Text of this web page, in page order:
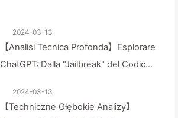
2024-03-13
【Analisi Tecnica Profonda】Esplorare
ChatGPT: Dalla "Jailbreak" del Codice
2024-03-13
【Techniczne Głębokie Analizy】